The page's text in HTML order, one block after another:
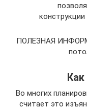
ПОЛЕЗНАЯ
Во многих
считает это